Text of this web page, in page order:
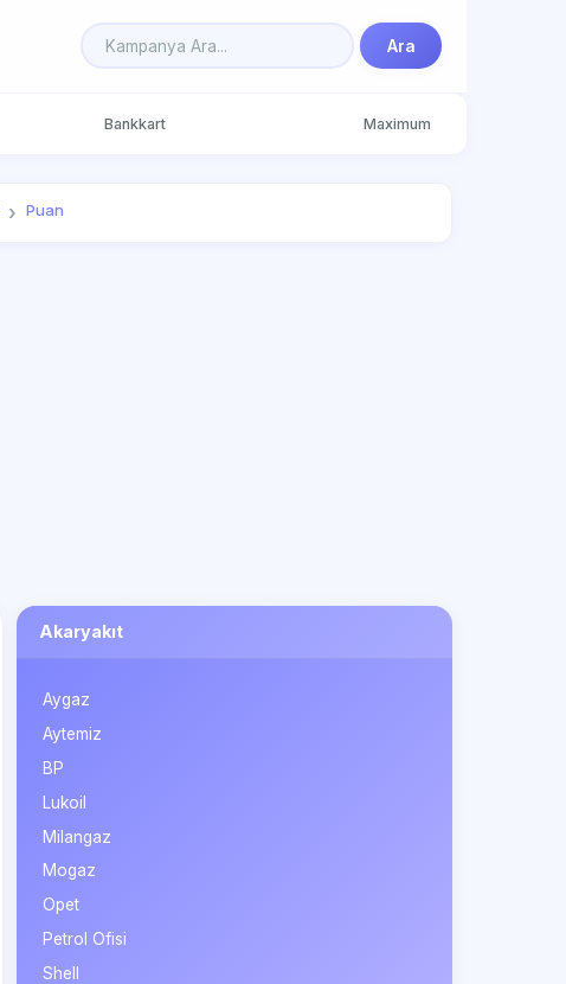
Ara
Bankkart Maximum
Puan
Akaryakıt
Aygaz
Aytemiz
BP
Lukoil
Milangaz
Mogaz
Opet
Petrol Ofisi
Shell